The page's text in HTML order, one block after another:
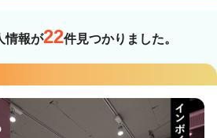
市区町村を選択
美容師アシスタント
情報が22件見つかりました。